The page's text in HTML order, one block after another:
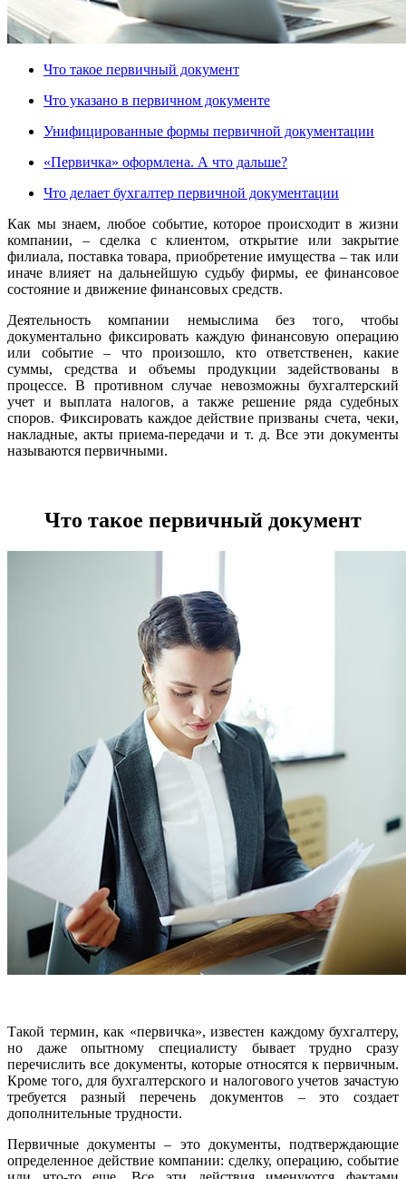
Что такое первичный документ
Что указано в первичном документе
Унифицированные формы первичной документации
«Первичка» оформлена. А что дальше?
Что делает бухгалтер первичной документации
Как мы знаем, любое событие, которое происходит в жизни
компании, – сделка с клиентом, открытие или закрытие
филиала, поставка товара, приобретение имущества – так или
иначе влияет на дальнейшую судьбу фирмы, ее финансовое
состояние и движение финансовых средств.
Деятельность компании немыслима без того, чтобы
документально фиксировать каждую финансовую операцию
или событие – что произошло, кто ответственен, какие
суммы, средства и объемы продукции задействованы в
процессе. В противном случае невозможны бухгалтерский
учет и выплата налогов, а также решение ряда судебных
споров. Фиксировать каждое действие призваны счета, чеки,
накладные, акты приема-передачи и т. д. Все эти документы
называются первичными.
Что такое первичный документ
Такой термин, как «первичка», известен каждому бухгалтеру,
но даже опытному специалисту бывает трудно сразу
перечислить все документы, которые относятся к первичным.
Кроме того, для бухгалтерского и налогового учетов зачастую
требуется разный перечень документов – это создает
дополнительные трудности.
Первичные документы – это документы, подтверждающие
определенное действие компании: сделку, операцию, событие